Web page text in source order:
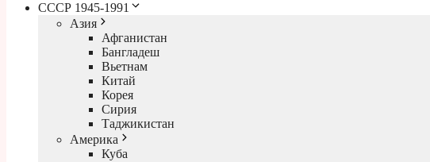
СССР 1945-1991
Азия
Афганистан
Бангладеш
Вьетнам
Китай
Корея
Сирия
Таджикистан
Америка
Куба